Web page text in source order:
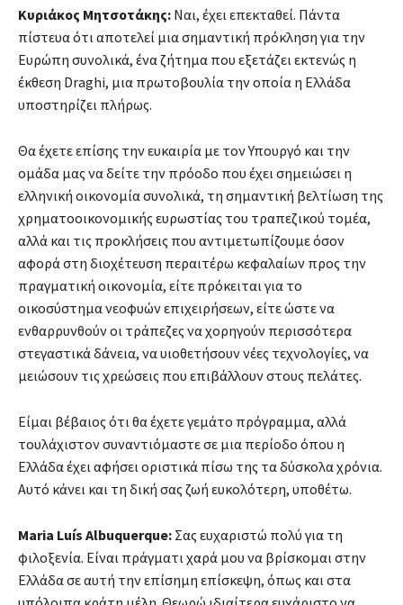
Κυριάκος Μητσοτάκης: Ναι, έχει επεκταθεί. Πάντα
πίστευα ότι αποτελεί μια σημαντική πρόκληση για την
Ευρώπη συνολικά, ένα ζήτημα που εξετάζει εκτενώς η
έκθεση Draghi, μια πρωτοβουλία την οποία η Ελλάδα
υποστηρίζει πλήρως.
Θα έχετε επίσης την ευκαιρία με τον Υπουργό και την
ομάδα μας να δείτε την πρόοδο που έχει σημειώσει η
ελληνική οικονομία συνολικά, τη σημαντική βελτίωση της
χρηματοοικονομικής ευρωστίας του τραπεζικού τομέα,
αλλά και τις προκλήσεις που αντιμετωπίζουμε όσον
αφορά στη διοχέτευση περαιτέρω κεφαλαίων προς την
πραγματική οικονομία, είτε πρόκειται για το
οικοσύστημα νεοφυών επιχειρήσεων, είτε ώστε να
ενθαρρυνθούν οι τράπεζες να χορηγούν περισσότερα
στεγαστικά δάνεια, να υιοθετήσουν νέες τεχνολογίες, να
μειώσουν τις χρεώσεις που επιβάλλουν στους πελάτες.
Είμαι βέβαιος ότι θα έχετε γεμάτο πρόγραμμα, αλλά
τουλάχιστον συναντιόμαστε σε μια περίοδο όπου η
Ελλάδα έχει αφήσει οριστικά πίσω της τα δύσκολα χρόνια.
Αυτό κάνει και τη δική σας ζωή ευκολότερη, υποθέτω.
Maria Luís Albuquerque: Σας ευχαριστώ πολύ για τη
φιλοξενία. Είναι πράγματι χαρά μου να βρίσκομαι στην
Ελλάδα σε αυτή την επίσημη επίσκεψη, όπως και στα